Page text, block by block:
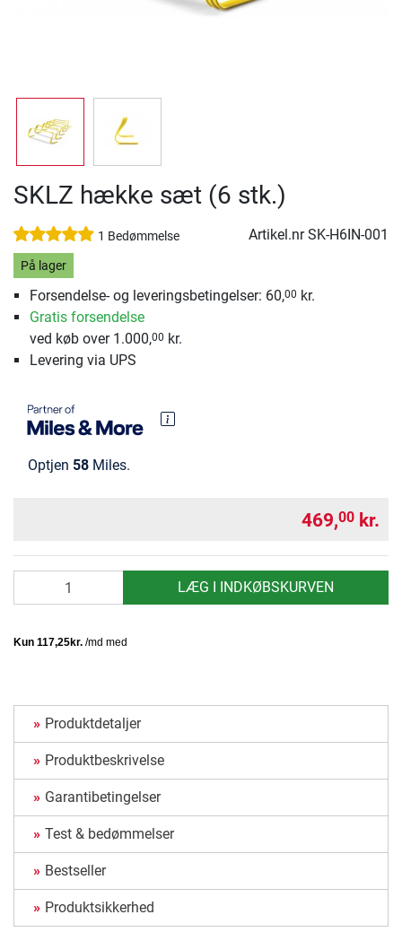
SKLZ hække sæt (6 stk.)
1 Bedømmelse Artikel.nrSK-H6IN-001
På lager
Forsendelse- og leveringsbetingelser: 60,00 kr.
Gratis forsendelse
ved køb over 1.000,00 kr.
Levering via UPS
Optjen 58 Miles.
469,00 kr.
LÆG I INDKØBSKURVEN
Produktdetaljer
Produktbeskrivelse
Garantibetingelser
Test & bedømmelser
Bestseller
Produktsikkerhed